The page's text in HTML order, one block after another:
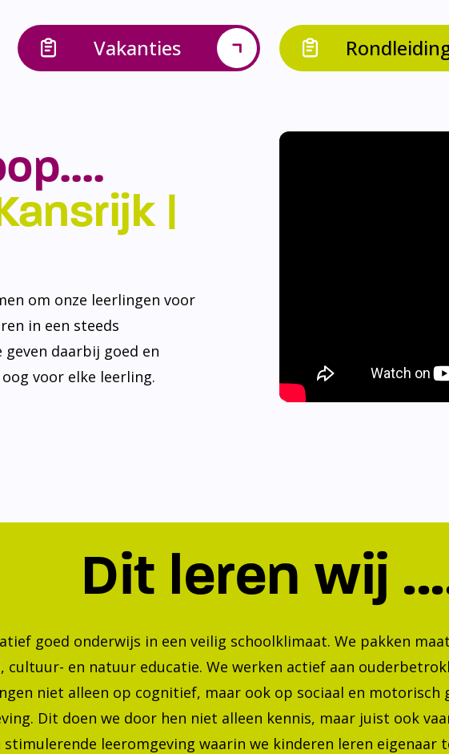
Vakanties
|
om onze leerlingen voor
in een steeds
daarbij goed en
voor elke leerling.
Dit leren wij
goed onderwijs in een veilig schoolklimaat. We pakken
cultuur- en natuur educatie. We werken actief aan
niet alleen op cognitief, maar ook op sociaal en
Dit doen we door hen niet alleen kennis, maar juist ook
stimulerende leeromgeving waarin we kinderen leren eigenaar